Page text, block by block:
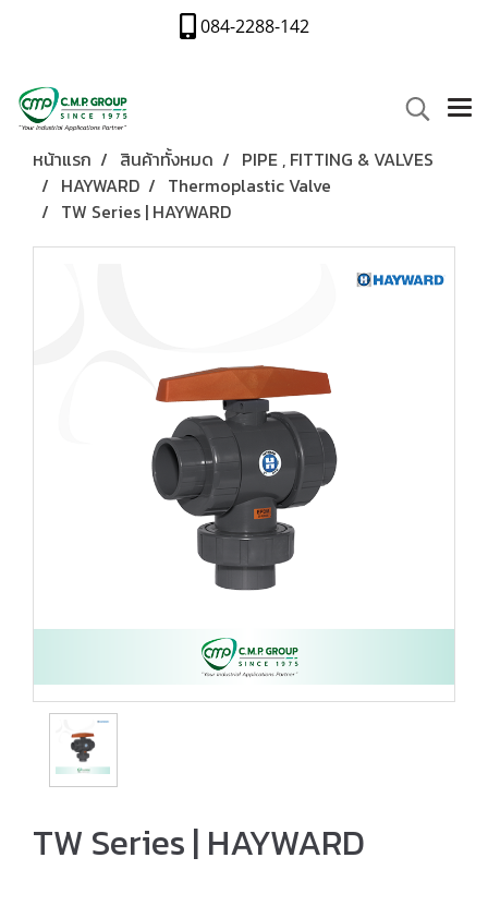
084-2288-142
หน้าแรก สินค้าทั้งหมด
PIPE , FITTING & VALVES
HAYWARD
Thermoplastic Valve
TW Series | HAYWARD
TW Series | HAYWARD